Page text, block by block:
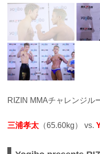
RIZIN MMAチャレンジル
三浦孝太 （65.60kg） vs.